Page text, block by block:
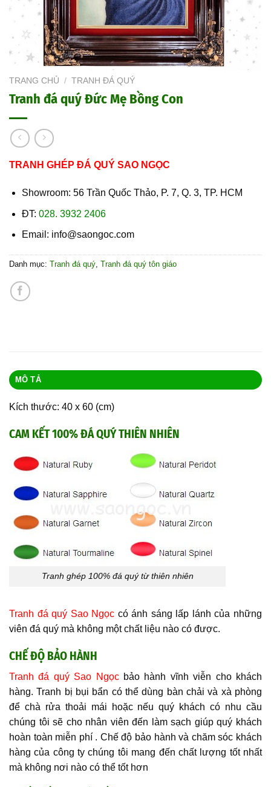
TRANG CHỦ / TRANH ĐÁ QUÝ
Tranh đá quý Đức Mẹ Bồng Con
TRANH GHÉP ĐÁ QUÝ SAO NGỌC
Showroom: 56 Trần Quốc Thảo, P. 7, Q. 3, TP. HCM
ĐT: 028. 3932 2406
Email: info@saongoc.com
Danh mục: Tranh đá quý, Tranh đá quý tôn giáo
MÔ TẢ
Kích thước: 40 x 60 (cm)
CAM KẾT 100% ĐÁ QUÝ THIÊN NHIÊN
Tranh ghép 100% đá quý từ thiên nhiên
Tranh đá quý Sao Ngọc có ánh sáng lấp lánh của những
viên đá quý mà không một chất liệu nào có được.
CHẾ ĐỘ BẢO HÀNH
Tranh đá quý Sao Ngọcbảo hành vĩnh viễn cho khách
hàng. Tranh bị bụi bẩn có thể dùng bàn chải và xà phòng
để chà rửa thoải mái hoặc nếu quý khách có nhu cầu
chúng tôi sẽ cho nhân viên đến làm sạch giúp quý khách
hoàn toàn miễn phí . Chế độ bảo hành và chăm sóc khách
hàng của công ty chúng tôi mang đến chất lượng tốt nhất
mà không nơi nào có thể tốt hơn